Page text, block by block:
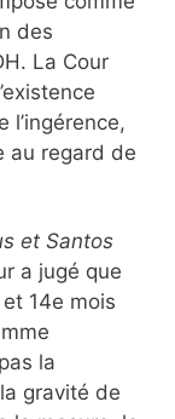
des
La Cour
l’ingérence,
au regard de
et Santos
a jugé que
14e mois
la
gravité de